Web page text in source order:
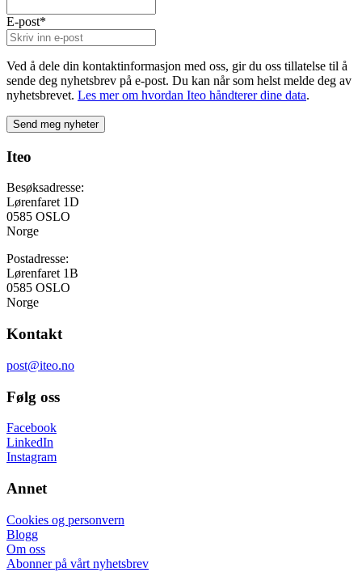
E-post*
Ved å dele din kontaktinformasjon med oss, gir du oss tillatelse til å
sende deg nyhetsbrev på e-post. Du kan når som helst melde deg av
nyhetsbrevet. Les mer om hvordan Iteo håndterer dine data.
Iteo
Besøksadresse:
Lørenfaret 1D
0585 OSLO
Norge
Postadresse:
Lørenfaret 1B
0585 OSLO
Norge
Kontakt
post@iteo.no
Følg oss
Facebook
LinkedIn
Instagram
Annet
Cookies og personvern
Blogg
Om oss
Abonner på vårt nyhetsbrev